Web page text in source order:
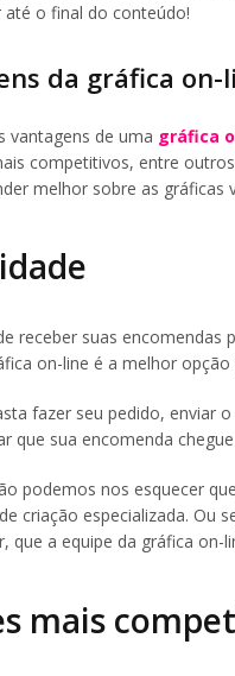
até o final do conteúdo!
da gráfica on-
vantagens de uma gráfica
competitivos, entre
melhor sobre as gráficas
receber suas encomendas
on-line é a melhor
fazer seu pedido, enviar
que sua encomenda
podemos nos esquecer
criação especializada. Ou
que a equipe da gráfica
mais